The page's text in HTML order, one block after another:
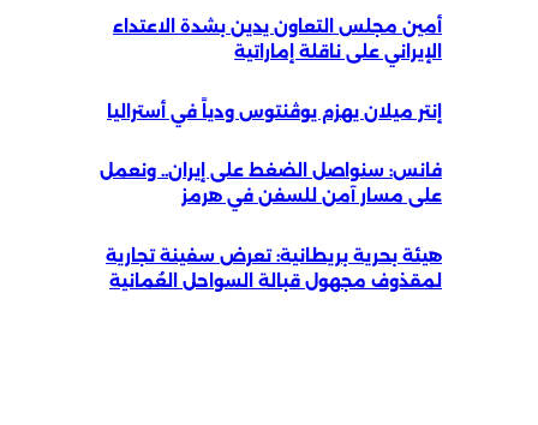
أمين مجلس التعاون يدين بشدة الاعتداء
الإيراني على ناقلة إماراتية
إنتر ميلان يهزم يوڤنتوس ودياً في أستراليا
فانس: سنواصل الضغط على إيران.. ونعمل
على مسار آمن للسفن في هرمز
هيئة بحرية بريطانية: تعرض سفينة تجارية
لمقذوف مجهول قبالة السواحل العُمانية